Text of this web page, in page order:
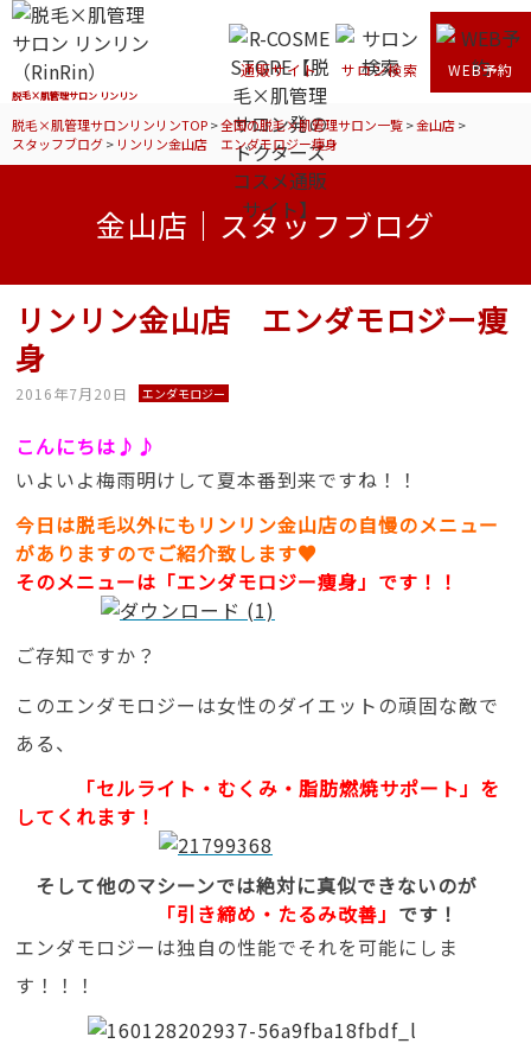
脱毛×肌管理サロン リンリン
通販サイト サロン検索 WEB予約
脱毛×肌管理サロンリンリンTOP>全国の脱毛×肌管理サロン一覧>金山店>
スタッフブログ> リンリン金山店 エンダモロジー痩身
金山店｜スタッフブログ
リンリン金山店 エンダモロジー痩
身
2016年7月20日 エンダモロジー
こんにちは♪♪
いよいよ梅雨明けして夏本番到来ですね！！
今日は脱毛以外にもリンリン金山店の自慢のメニュー
がありますのでご紹介致します♥
そのメニューは「エンダモロジー痩身」です！！
ご存知ですか？
このエンダモロジーは女性のダイエットの頑固な敵で
ある、
「セルライト・むくみ・脂肪燃焼サポート」を
してくれます！
そして他のマシーンでは絶対に真似できないのが
「引き締め・たるみ改善」 です！
エンダモロジーは独自の性能でそれを可能にしま
す！！！